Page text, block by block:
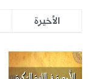
الأخيرة